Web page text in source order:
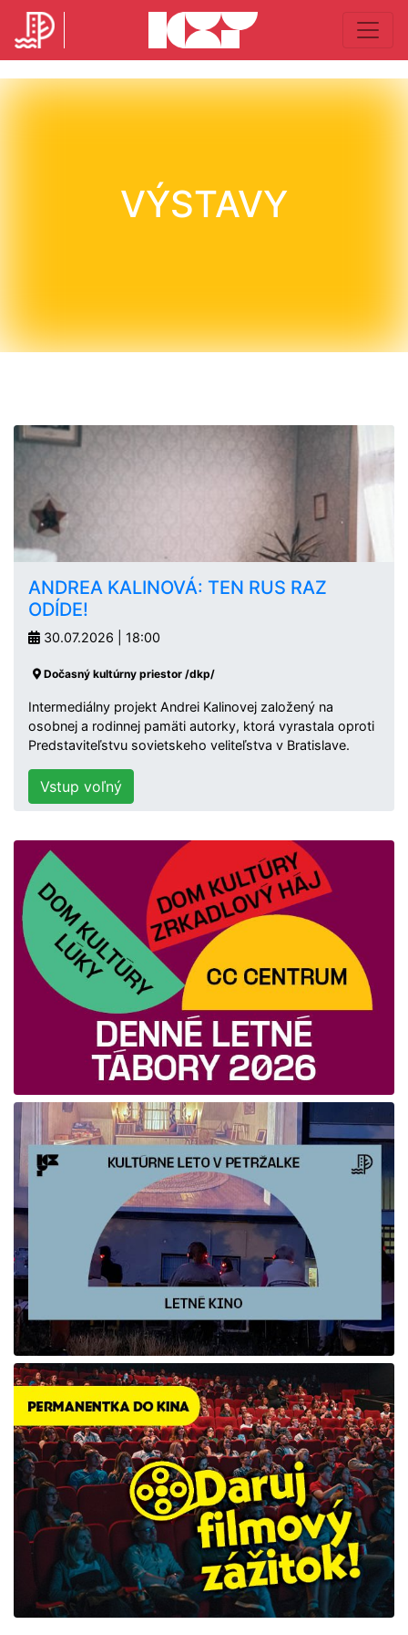
VÝSTAVY
ANDREA KALINOVÁ: TEN RUS RAZ
ODÍDE!
30.07.2026 | 18:00
Dočasný kultúrny priestor /dkp/
Intermediálny projekt Andrei Kalinovej založený na
osobnej a rodinnej pamäti autorky, ktorá vyrastala oproti
Predstaviteľstvu sovietskeho veliteľstva v Bratislave.
Vstup voľný